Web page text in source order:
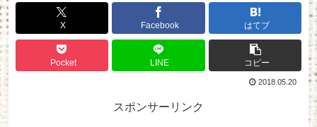
X Facebook はてブ
Pocket LINE コピー
2018.05.20
スポンサーリンク